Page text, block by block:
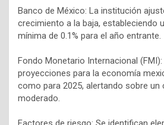
Banco de México: La institución
crecimiento a la baja, estableciendo
mínima de 0.1% para el año entrante.
Fondo Monetario Internacional
proyecciones para la economía
como para 2025, alertando sobre un
moderado.